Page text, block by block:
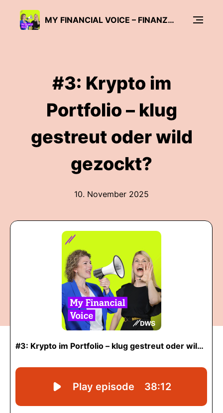
MY FINANCIAL VOICE – FINANZWISSEN VON FONDSMANAGERINNEN. FÜR DICH.
#3: Krypto im
Portfolio – klug
gestreut oder wild
gezockt?
10. November 2025